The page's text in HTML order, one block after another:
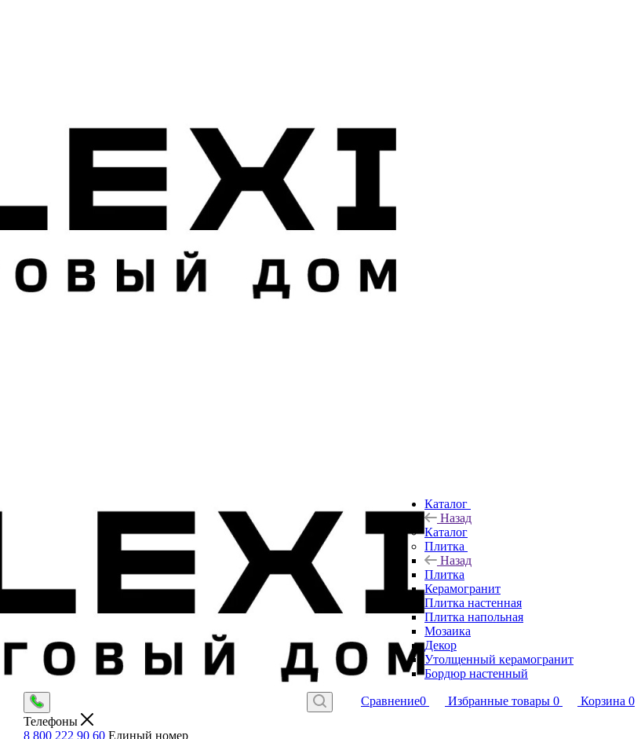
Сравнение0 Избранные товары 0 Корзина 0
Телефоны
8 800 222 90 60 Единый номер
Каталог
Назад
Каталог
Плитка
Назад
Плитка
Керамогранит
Плитка настенная
Плитка напольная
Мозаика
Декор
Утолщенный керамогранит
Бордюр настенный